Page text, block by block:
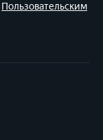
Пользовательским